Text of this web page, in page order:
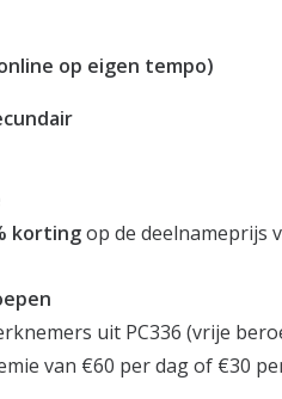
op eigen tempo)
kortingop de deelnameprijs
uit PC336 (vrije
van €60 per dag of €30